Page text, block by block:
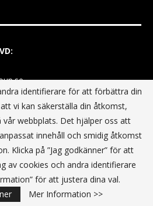
Advertising
conditions of use
identifierare för att förbättra din
vi kan säkerställa din åtkomst,
vår webbplats. Det hjälper oss att
innehåll och smidig åtkomst
Klicka på ”Jag godkänner” för att
av cookies och andra identifierare
för att justera dina val.
Mer Information >>